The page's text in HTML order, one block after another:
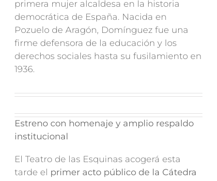
primera mujer alcaldesa en la historia
democrática de España. Nacida en
Pozuelo de Aragón, Domínguez fue una
firme defensora de la educación y los
derechos sociales hasta su fusilamiento en
1936.
Estreno con homenaje y amplio respaldo
institucional
El Teatro de las Esquinas acogerá esta
tarde el primer acto público de la Cátedra